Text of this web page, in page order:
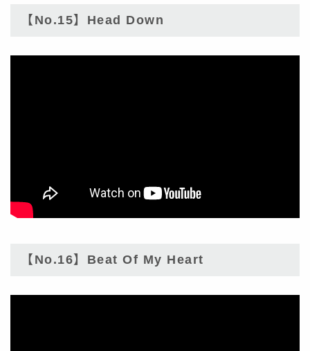
【No.15】Head Down
【No.16】Beat Of My Heart